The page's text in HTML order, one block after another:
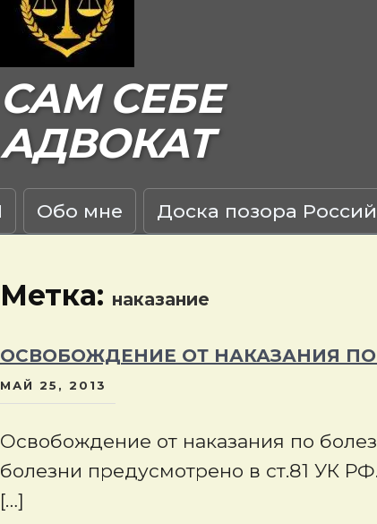
САМ СЕБЕ
АДВОКАТ
Обо мне Доска позора
Метка: наказание
ОСВОБОЖДЕНИЕ ОТ НАКАЗАНИЯ
МАЙ 25, 2013
Освобождение от наказания по
болезни предусмотрено в ст.81 УК
[…]